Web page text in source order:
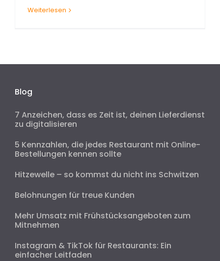
Weiterlesen
Blog
7 Anzeichen, dass es Zeit ist, deinen Lieferdienst
zu digitalisieren
5 Kennzahlen, die jedes Restaurant mit Online-
Bestellungen kennen sollte
Hitzewelle – so kommst du nicht ins Schwitzen
Belohnungen für treue Kunden
Mehr Umsatz mit Frühstücksangeboten zum
Mitnehmen
Instagram & TikTok für Restaurants: Ein
einfacher Leitfaden